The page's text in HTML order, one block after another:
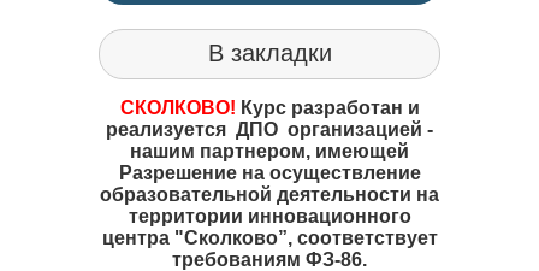
В закладки
СКОЛКОВО! Курс разработан и
реализуется ДПО организацией -
нашим партнером, имеющей
Разрешение на осуществление
образовательной деятельности на
территории инновационного
центра "Сколково”, соответствует
требованиям ФЗ-86.